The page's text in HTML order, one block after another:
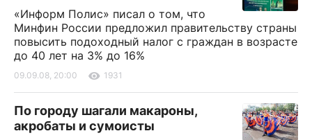
«Информ Полис» писал о том, что
Минфин России предложил правительству страны
повысить подоходный налог с граждан в возрасте
до 40 лет на 3% до 16%
09.09.08, 20:00 1931
По городу шагали макароны,
акробаты и сумоисты